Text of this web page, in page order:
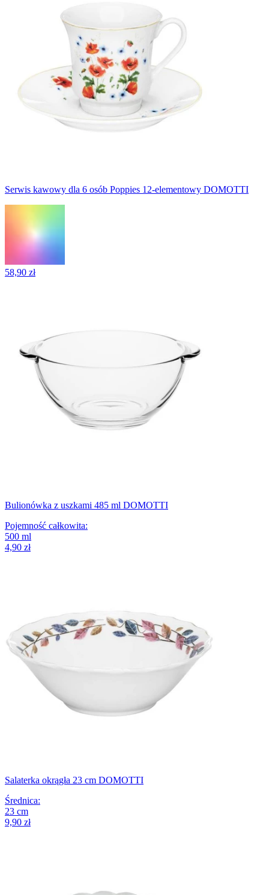
Serwis kawowy dla 6 osób Poppies 12-elementowy DOMOTTI
58,90 zł
Bulionówka z uszkami 485 ml DOMOTTI
Pojemność całkowita:
500 ml
4,90 zł
Salaterka okrągła 23 cm DOMOTTI
Średnica:
23 cm
9,90 zł